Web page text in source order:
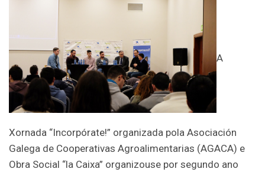
A
Xornada “Incorpórate!” organizada pola Asociación
Galega de Cooperativas Agroalimentarias (AGACA) e
Obra Social “la Caixa” organizouse por segundo ano